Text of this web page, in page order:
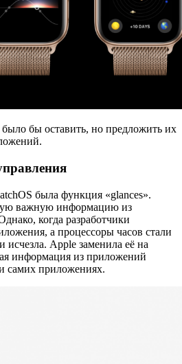
бы оставить, но предложить их
была функция «glances».
важную информацию из
когда разработчики
а процессоры часов стали
Apple заменила её на
информация из приложений
самих приложениях.